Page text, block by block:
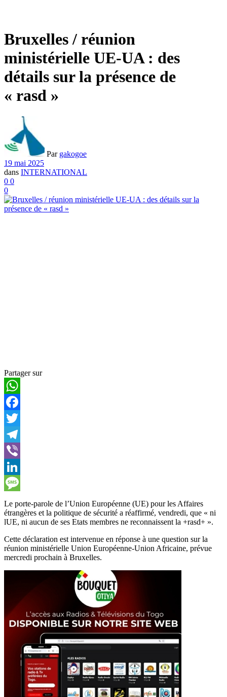
Bruxelles / réunion
ministérielle UE-UA : des
détails sur la présence de
« rasd »
Par gakogoe
19 mai 2025
dans INTERNATIONAL
0 0
0
Partager sur
WhatsApp
Facebook
Twitter
Telegram
Viber
LinkedIn
Message
Le porte-parole de l’Union Européenne (UE) pour les Affaires
étrangères et la politique de sécurité a réaffirmé, vendredi, que « ni
lUE, ni aucun de ses Etats membres ne reconnaissent la +rasd+ ».
Cette déclaration est intervenue en réponse à une question sur la
réunion ministérielle Union Européenne-Union Africaine, prévue
mercredi prochain à Bruxelles.